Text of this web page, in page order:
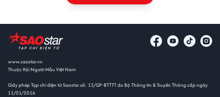
www.saostar.vn
Thuộc Hội Người Mẫu Việt Nam
Giấy phép Tạp chí điện tử Saostar số: 13/GP-BTTTT do Bộ Thông tin & Truyền Thông cấp ngày
11/01/2016